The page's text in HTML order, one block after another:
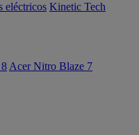
eléctricos Kinetic Tech
Acer Nitro Blaze 7